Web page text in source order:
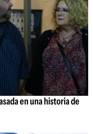
en una historia de